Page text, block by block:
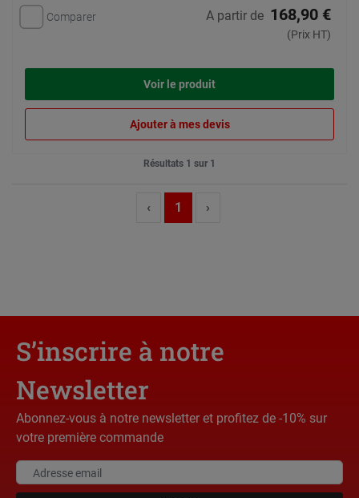
Comparer A partir de 168,90 €
(Prix HT)
Voir le produit
Ajouter à mes devis
Résultats 1 sur 1
‹ 1 ›
S’inscrire à notre
Newsletter
Abonnez-vous à notre newsletter et profitez de -10% sur
votre première commande